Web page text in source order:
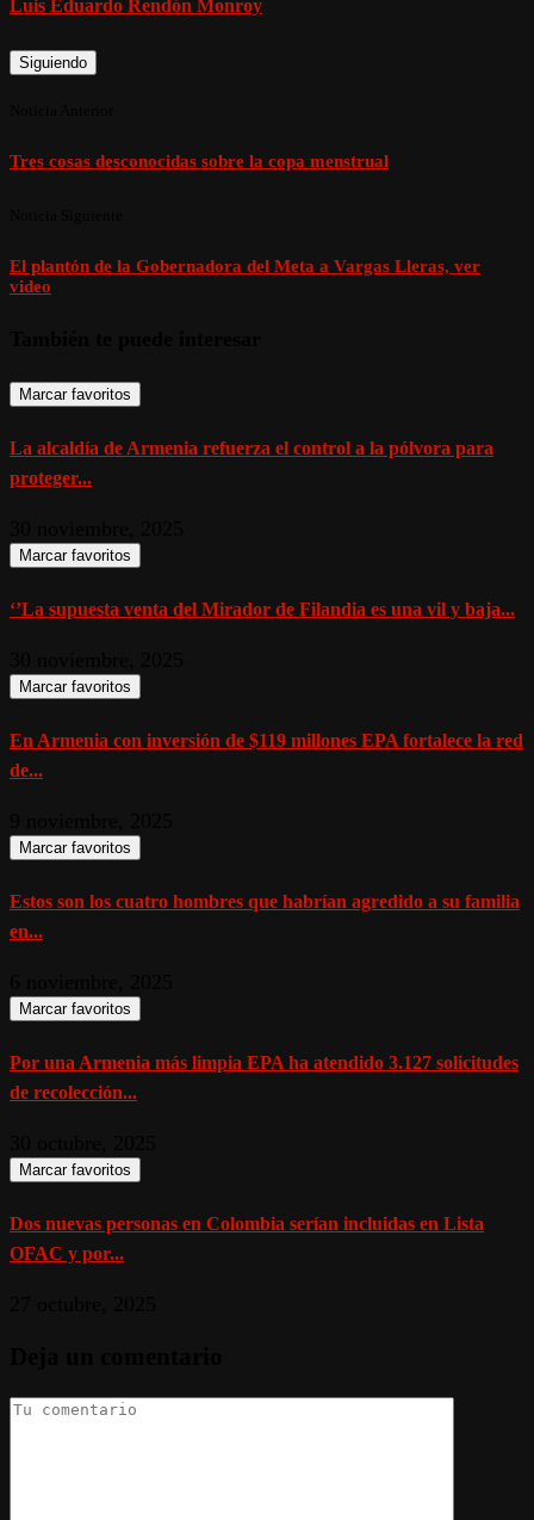
Luis Eduardo Rendón Monroy
Siguiendo
Tres cosas desconocidas sobre la copa menstrual
El plantón de la Gobernadora del Meta a Vargas Lleras, ver
video
Marcar favoritos
La alcaldía de Armenia refuerza el control a la pólvora para
proteger...
Marcar favoritos
‘’La supuesta venta del Mirador de Filandia es una vil y baja...
Marcar favoritos
En Armenia con inversión de $119 millones EPA fortalece la red
de...
Marcar favoritos
Estos son los cuatro hombres que habrían agredido a su familia
en...
Marcar favoritos
Por una Armenia más limpia EPA ha atendido 3.127 solicitudes
de recolección...
Marcar favoritos
Dos nuevas personas en Colombia serían incluidas en Lista
OFAC y por...